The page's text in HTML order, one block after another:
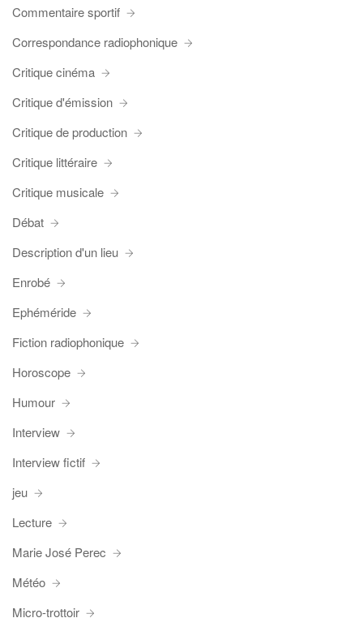
Commentaire sportif
Correspondance radiophonique
Critique cinéma
Critique d'émission
Critique de production
Critique littéraire
Critique musicale
Débat
Description d'un lieu
Enrobé
Ephéméride
Fiction radiophonique
Horoscope
Humour
Interview
Interview fictif
jeu
Lecture
Marie José Perec
Météo
Micro-trottoir